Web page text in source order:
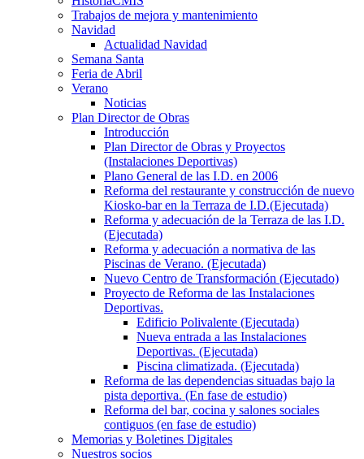
Trabajos de mejora y mantenimiento
Navidad
Actualidad Navidad
Semana Santa
Feria de Abril
Verano
Noticias
Plan Director de Obras
Introducción
Plan Director de Obras y Proyectos
(Instalaciones Deportivas)
Plano General de las I.D. en 2006
Reforma del restaurante y construcción de nuevo
Kiosko-bar en la Terraza de I.D.(Ejecutada)
Reforma y adecuación de la Terraza de las I.D.
(Ejecutada)
Reforma y adecuación a normativa de las
Piscinas de Verano. (Ejecutada)
Nuevo Centro de Transformación (Ejecutado)
Proyecto de Reforma de las Instalaciones
Deportivas.
Edificio Polivalente (Ejecutada)
Nueva entrada a las Instalaciones
Deportivas. (Ejecutada)
Piscina climatizada. (Ejecutada)
Reforma de las dependencias situadas bajo la
pista deportiva. (En fase de estudio)
Reforma del bar, cocina y salones sociales
contiguos (en fase de estudio)
Memorias y Boletines Digitales
Nuestros socios